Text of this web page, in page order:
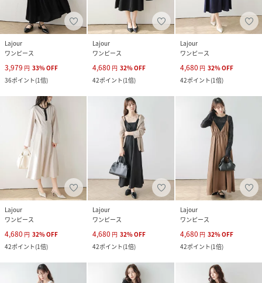
Lajour
ワンピース
3,979 円 33%OFF
36ポイント(1倍)
Lajour
ワンピース
4,680 円 32%OFF
42ポイント(1倍)
Lajour
ワンピース
4,680 円 32%OFF
42ポイント(1倍)
Lajour
ワンピース
4,680 円 32%OFF
42ポイント(1倍)
Lajour
ワンピース
4,680 円 32%OFF
42ポイント(1倍)
Lajour
ワンピース
4,680 円 32%OFF
42ポイント(1倍)